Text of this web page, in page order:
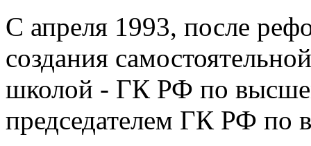
С апреля 1993, после
создания
школой - ГК РФ по
председателем ГК РФ по